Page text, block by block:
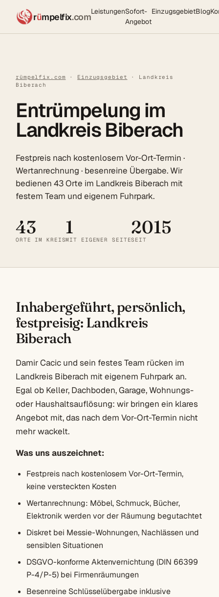
rümpelfix.comLeistungenSofort-
Angebot
EinzugsgebietBlog
rümpelfix.com · Einzugsgebiet
· Landkreis
Biberach
Entrümpelung im
Landkreis Biberach
Festpreis nach kostenlosem Vor-Ort-Termin ·
Wertanrechnung · besenreine Übergabe. Wir
bedienen 43 Orte im Landkreis Biberach mit
festem Team und eigenem Fuhrpark.
43
ORTE IM KREIS
1
MIT EIGENER SEITE
2015
SEIT
Inhabergeführt, persönlich,
festpreisig: Landkreis
Biberach
Damir Cacic und sein festes Team rücken im
Landkreis Biberach mit eigenem Fuhrpark an.
Egal ob Keller, Dachboden, Garage, Wohnungs-
oder Haushaltsauflösung: wir bringen ein klares
Angebot mit, das nach dem Vor-Ort-Termin nicht
mehr wackelt.
Was uns auszeichnet:
Festpreis nach kostenlosem Vor-Ort-Termin,
keine versteckten Kosten
Wertanrechnung: Möbel, Schmuck, Bücher,
Elektronik werden vor der Räumung begutachtet
Diskret bei Messie-Wohnungen, Nachlässen und
sensiblen Situationen
DSGVO-konforme Aktenvernichtung (DIN 66399
P-4/P-5) bei Firmenräumungen
Besenreine Schlüsselübergabe inklusive